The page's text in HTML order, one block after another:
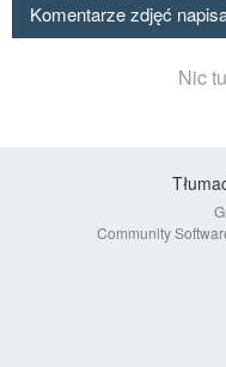
Komentarze zdjęć
Nic
Community